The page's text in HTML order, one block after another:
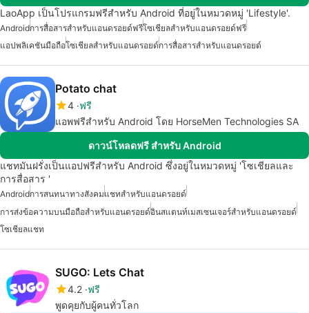
LaoApp เป็นโปรแกรมฟรีสำหรับ Android ที่อยู่ในหมวดหมู่ 'Lifestyle'.
Androidการสื่อสารสำหรับแอนดรอยด์ฟรีโซเชียลสำหรับแอนดรอยด์ฟรี
แอปพลิเคชันมือถือโซเชียลสำหรับแอนดรอยด์การสื่อสารสำหรับแอนดรอยด์
Potato chat
4 ฟรี
แอพฟรีสำหรับ Android โดย HorseMen Technologies SA
ดาวน์โหลดฟรี สำหรับ Android
แชทมันฝรั่งเป็นแอปฟรีสำหรับ Android ซึ่งอยู่ในหมวดหมู่ 'โซเชียลและ
การสื่อสาร '
Androidการสนทนาทางสังคมแชทสำหรับแอนดรอยด์
การส่งข้อความบนมือถือสำหรับแอนดรอยด์อินสแตนท์เมสเซนเจอร์สำหรับแอนดรอยด์
โซเชียลแชท
SUGO: Lets Chat
4.2 ฟรี
พูดคุยกับผู้คนทั่วโลก